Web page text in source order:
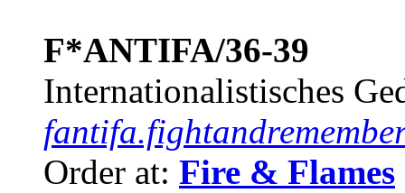
F*ANTIFA/36-39
Internationalistisches
Order at: Fire & Flames